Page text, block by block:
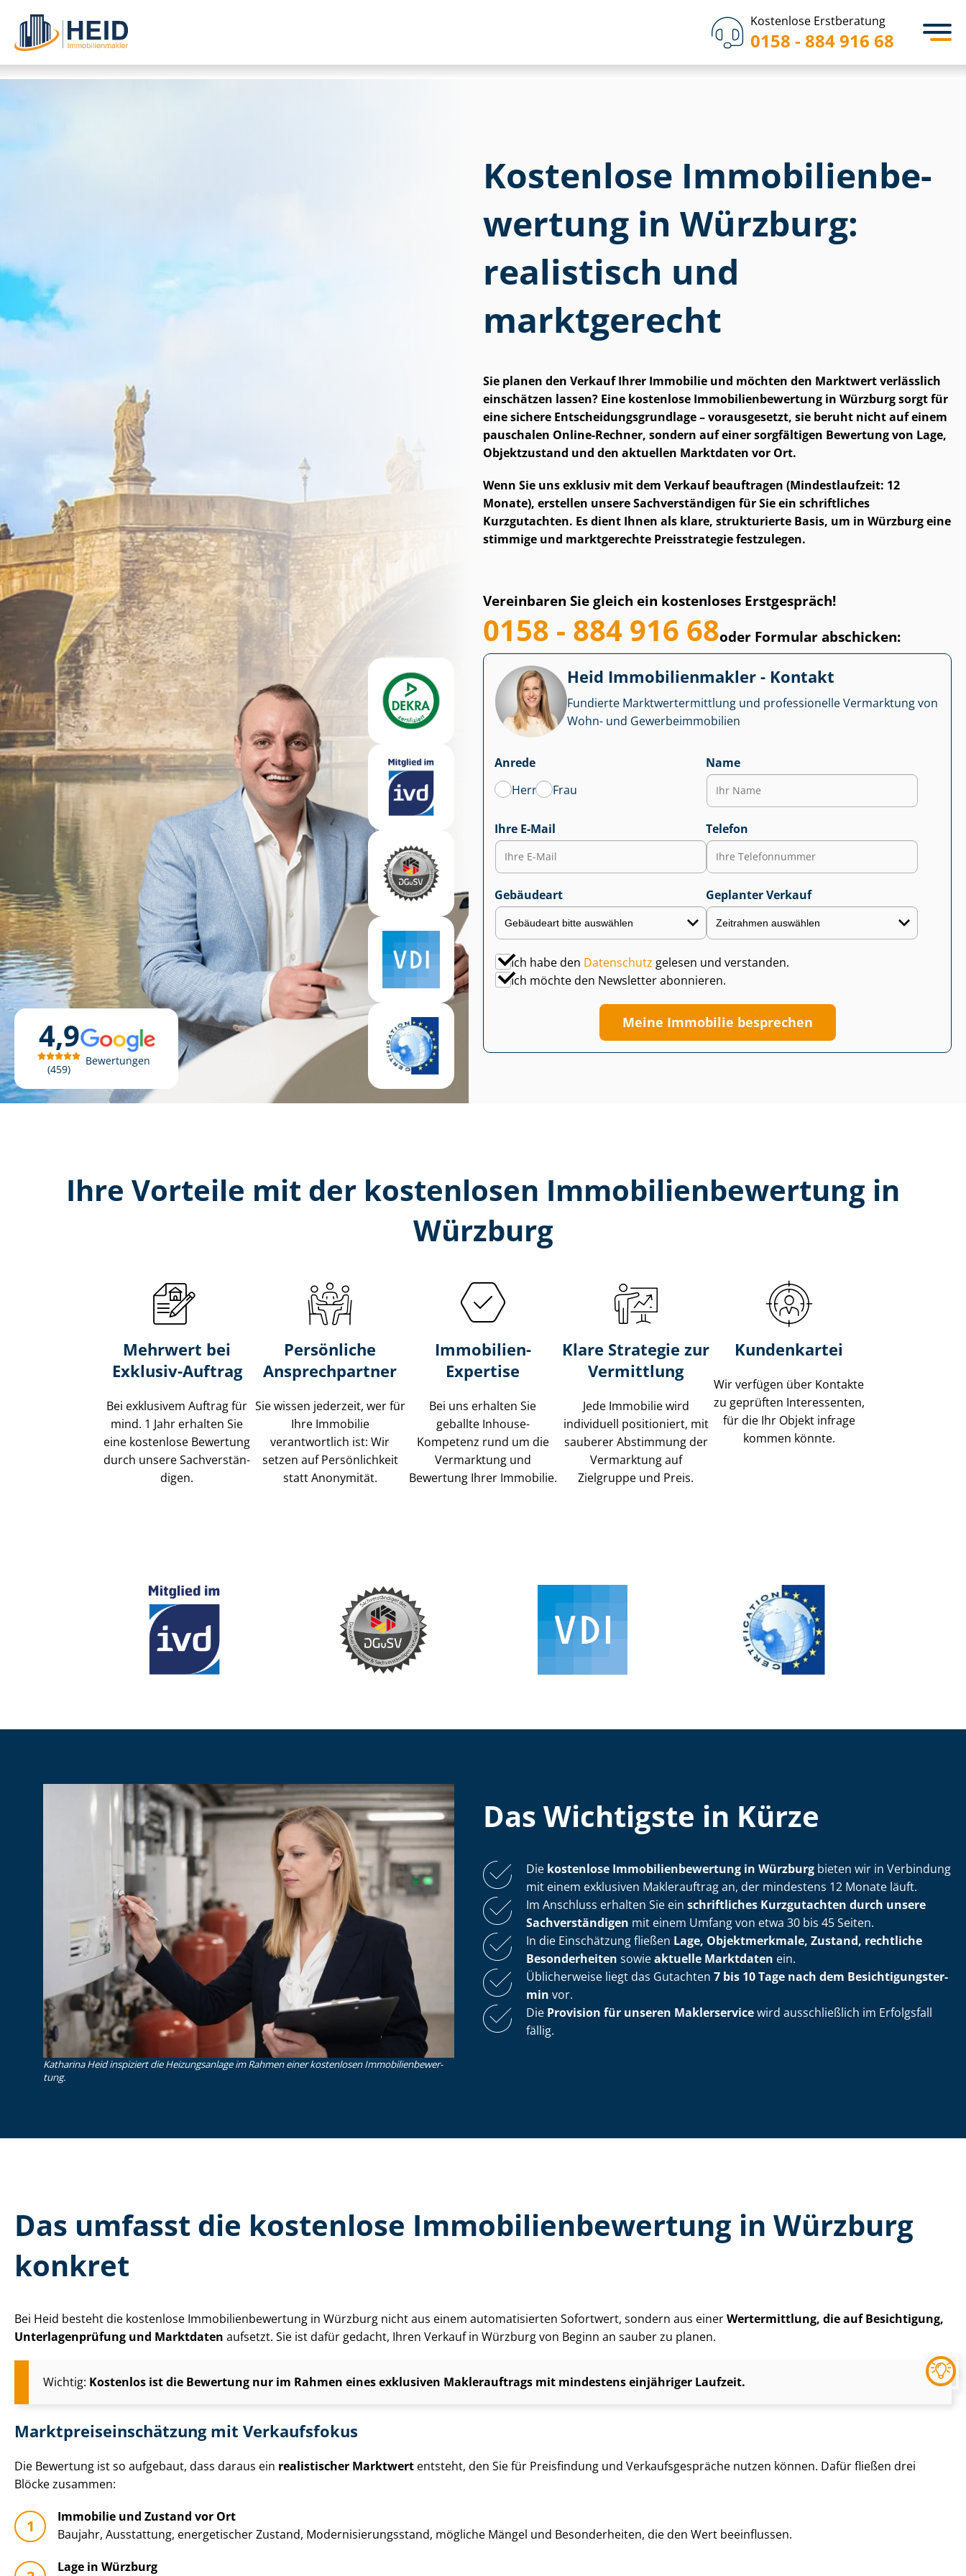
Kostenlose Erstberatung
0158 - 884 916 68
4,9
459
Bewertungen
Kostenlose Im­mo­bi­li­en­be­
wer­tung in Würzburg:
realistisch und
marktgerecht
Sie planen den Verkauf Ihrer Immobilie und möchten den Marktwert verlässlich
einschätzen lassen? Eine kostenlose Im­mo­bi­li­en­be­wer­tung in Würzburg sorgt für
eine sichere Ent­schei­dungs­grund­la­ge – vorausgesetzt, sie beruht nicht auf einem
pauschalen Online-Rechner, sondern auf einer sorgfältigen Bewertung von Lage,
Objektzustand und den aktuellen Marktdaten vor Ort.
Wenn Sie uns exklusiv mit dem Verkauf beauftragen (Mindestlaufzeit: 12
Monate), erstellen unsere Sach­ver­stän­di­gen für Sie ein schriftliches
Kurzgutachten. Es dient Ihnen als klare, strukturierte Basis, um in Würzburg eine
stimmige und marktgerechte Preisstrategie festzulegen.
Vereinbaren Sie gleich ein kostenloses Erstgespräch!
0158 - 884 916 68oder Formular abschicken:
Heid Im­mo­bi­li­en­mak­ler - Kontakt
Fundierte Markt­wert­ermitt­lung und professionelle Vermarktung von
Wohn- und Ge­wer­be­im­mo­bi­li­en
Anrede
Herr
Frau
Name
Ihre E-Mail Telefon
Gebäudeart Geplanter Verkauf
Ich habe den Datenschutz gelesen und verstanden.
Ich möchte den Newsletter abonnieren.
Meine Immobilie besprechen
Ihre Vorteile mit der kostenlosen Im­mo­bi­li­en­be­wer­tung in
Würzburg
Mehrwert bei
Exklusiv-Auftrag
Bei exklusivem Auftrag für
mind. 1 Jahr erhalten Sie
eine kostenlose Bewertung
durch unsere Sach­ver­stän­
di­gen.
Persönliche
Ansprechpartner
Sie wissen jederzeit, wer für
Ihre Immobilie
verantwortlich ist: Wir
setzen auf Persönlichkeit
statt Anonymität.
Immobilien-
Expertise
Bei uns erhalten Sie
geballte Inhouse-
Kompetenz rund um die
Vermarktung und
Bewertung Ihrer Immobilie.
Klare Strategie zur
Vermittlung
Jede Immobilie wird
individuell positioniert, mit
sauberer Abstimmung der
Vermarktung auf
Zielgruppe und Preis.
Kundenkartei
Wir verfügen über Kontakte
zu geprüften Interessenten,
für die Ihr Objekt infrage
kommen könnte.
Katharina Heid inspiziert die Heizungsanlage im Rahmen einer kostenlosen Im­mo­bi­li­en­be­wer­
tung.
Das Wichtigste in Kürze
Die kostenlose Im­mo­bi­li­en­be­wer­tung in Würzburg bieten wir in Verbindung
mit einem exklusiven Maklerauftrag an, der mindestens 12 Monate läuft.
Im Anschluss erhalten Sie ein schriftliches Kurzgutachten durch unsere
Sach­ver­stän­di­gen mit einem Umfang von etwa 30 bis 45 Seiten.
In die Einschätzung fließen Lage, Objektmerkmale, Zustand, rechtliche
Besonderheiten sowieaktuelle Marktdaten ein.
Üblicherweise liegt das Gutachten 7 bis 10 Tage nach dem Be­sich­ti­gungs­ter­
min vor.
Die Provision für unseren Maklerservicewird ausschließlich im Erfolgsfall
fällig.
Das umfasst die kostenlose Im­mo­bi­li­en­be­wer­tung in Würzburg
konkret
Bei Heid besteht die kostenlose Im­mo­bi­li­en­be­wer­tung in Würzburg nicht aus einem automatisierten Sofortwert, sondern aus einerWertermittlung, die auf Besichtigung,
Un­ter­la­gen­prü­fung und Marktdaten aufsetzt. Sie ist dafür gedacht, Ihren Verkauf in Würzburg von Beginn an sauber zu planen.
Wichtig: Kostenlos ist die Bewertung nur im Rahmen eines exklusiven Maklerauftrags mit mindestens einjähriger Laufzeit.
Markt­preis­ein­schät­zung mit Verkaufsfokus
Die Bewertung ist so aufgebaut, dass daraus ein realistischer Marktwert entsteht, den Sie für Preisfindung und Ver­kaufs­ge­sprä­che nutzen können. Dafür fließen drei
Blöcke zusammen:
Immobilie und Zustand vor Ort
Baujahr, Ausstattung, energetischer Zustand, Mo­der­ni­sie­rungs­stand, mögliche Mängel und Besonderheiten, die den Wert beeinflussen.
Lage in Würzburg